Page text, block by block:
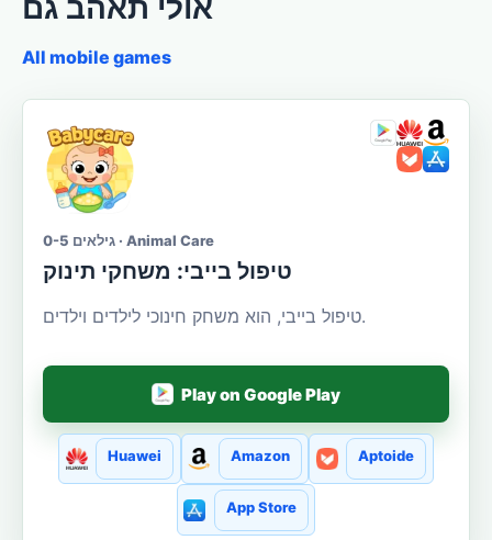
אולי תאהב גם
All mobile games
גילאים 0-5 · Animal Care
טיפול בייבי: משחקי תינוק
טיפול בייבי, הוא משחק חינוכי לילדים וילדים.
Play on Google Play
Huawei Amazon Aptoide
App Store